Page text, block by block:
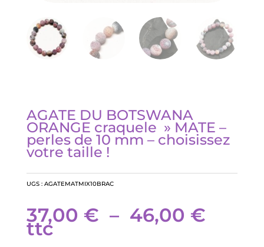
AGATE DU BOTSWANA
ORANGE craquele » MATE –
perles de 10 mm – choisissez
votre taille !
UGS : AGATEMATMIX10BRAC
37,00 € – 46,00 €Plage
de
ttc